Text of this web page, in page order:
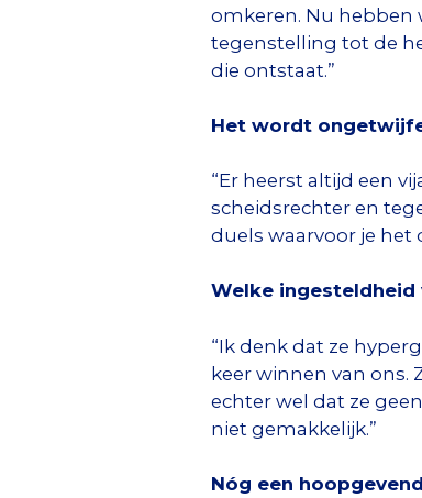
omkeren. Nu hebben
tegenstelling tot de
die ontstaat.”
Het wordt
“Er heerst altijd een
scheidsrechter en
duels waarvoor je het
Welke ingesteldheid
“Ik denk dat ze
keer winnen van ons.
echter wel dat ze
niet gemakkelijk.”
Nóg een